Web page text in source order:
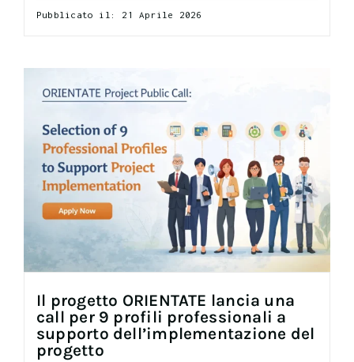
Pubblicato il: 21 Aprile 2026
Il progetto ORIENTATE lancia una
call per 9 profili professionali a
supporto dell’implementazione del
progetto